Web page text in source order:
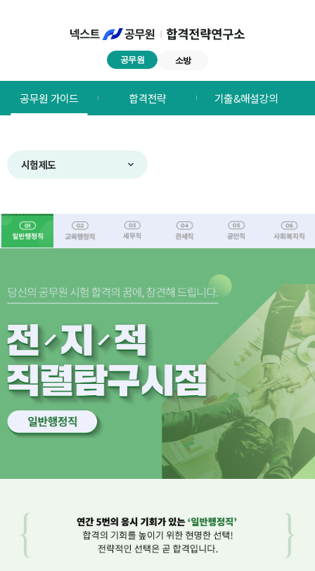
공무원 소방
합격전략연구소
메뉴
공무원 가이드 합격전략 기출&해설강의
시험제도